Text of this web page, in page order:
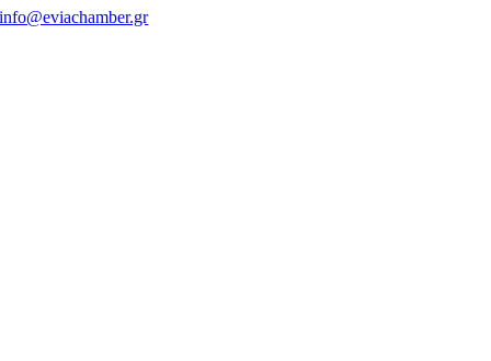
info@eviachamber.gr